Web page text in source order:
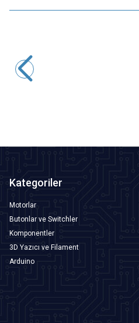
Kategoriler
Motorlar
Butonlar ve Switchler
Komponentler
3D Yazıcı ve Filament
Arduino